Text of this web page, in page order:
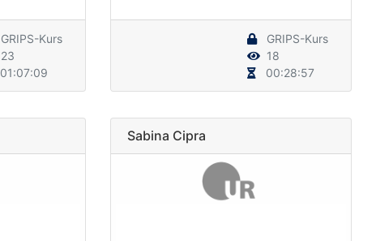
GRIPS-Kurs
23
01:07:09
GRIPS-Kurs
18
00:28:57
Sabina Cipra